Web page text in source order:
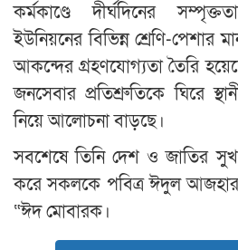
কর্মকাণ্ডে দীর্ঘদিনের
ইউনিয়নের বিভিন্ন শ্রেণি-
আকন্দের গ্রহণযোগ্যতা তৈরি
জনসেবার প্রতিশ্রুতিকে ঘিরে
নিয়ে আলোচনা বাড়ছে।
সবশেষে তিনি দেশ ও জাতির সুখ,
করে সকলকে পবিত্র ঈদুল আজহার
“ঈদ মোবারক।